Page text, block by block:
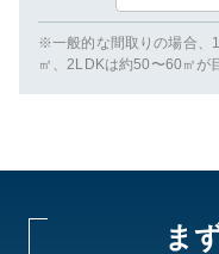
※一般的な間取りの場合、
㎡、2LDKは約50〜60㎡が
ま